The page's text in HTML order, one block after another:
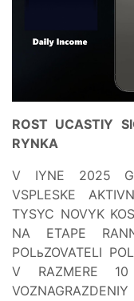
ROST UCASTIY
RYNKA
V IYNE 2025
VSPLESKE
TYSYC NOVYK
NA ETAPE
POLьZOVATELI
V RAZMERE 10